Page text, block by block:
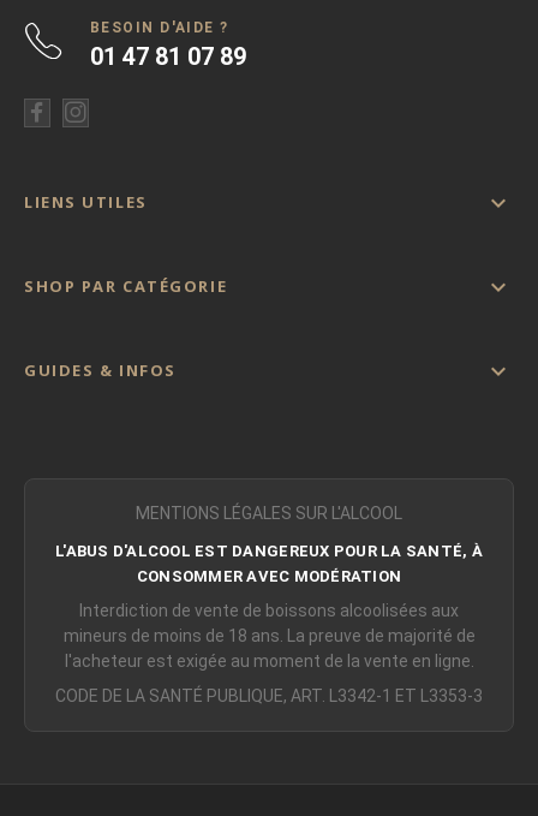
BESOIN D'AIDE ?
01 47 81 07 89
LIENS UTILES 
SHOP PAR CATÉGORIE 
GUIDES & INFOS 
MENTIONS LÉGALES SUR L'ALCOOL
L'ABUS D'ALCOOL EST DANGEREUX POUR LA SANTÉ, À
CONSOMMER AVEC MODÉRATION
Interdiction de vente de boissons alcoolisées aux
mineurs de moins de 18 ans. La preuve de majorité de
l'acheteur est exigée au moment de la vente en ligne.
CODE DE LA SANTÉ PUBLIQUE, ART. L3342-1 ET L3353-3